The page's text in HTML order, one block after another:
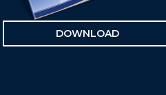
DOWNLOAD